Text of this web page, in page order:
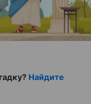
Найдите